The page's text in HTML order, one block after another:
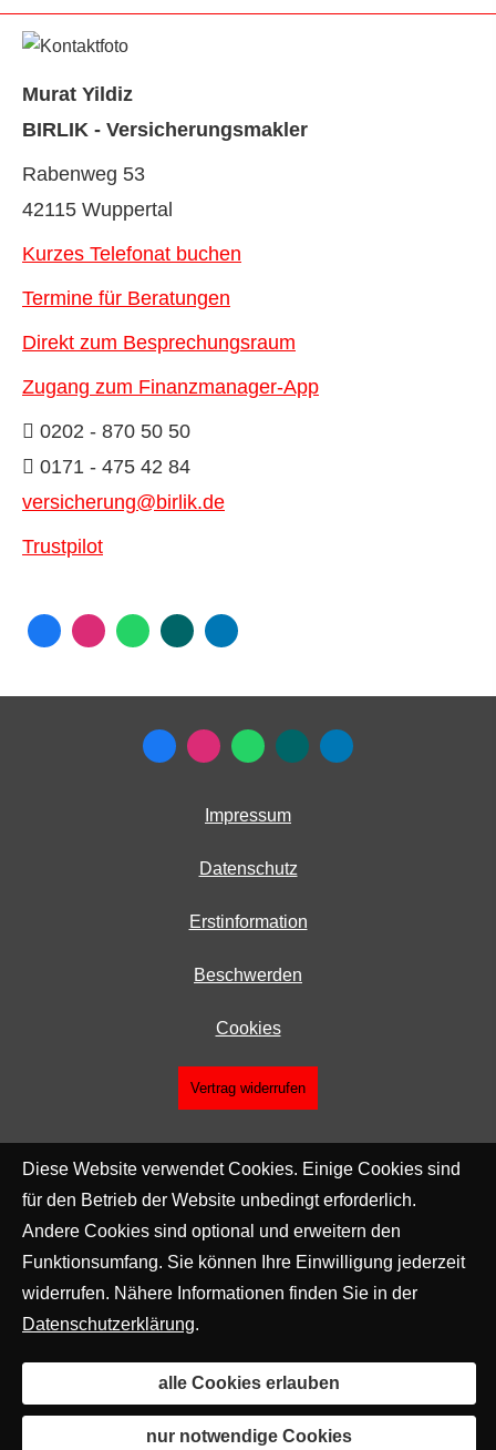
Murat Yildiz
BIRLIK - Ver­sicherungs­makler
Rabenweg 53
42115 Wuppertal
Kurzes Telefonat buchen
Termine für Beratungen
Direkt zum Besprechungsraum
Zugang zum Finanzmanager-App
0202 - 870 50 50
0171 - 475 42 84
versicherung@birlik.de
Trustpilot
Impressum
Datenschutz
Erstinformation
Beschwerden
Cookies
Vertrag widerrufen
Diese Website verwendet Cookies. Einige Cookies sind
für den Betrieb der Website unbedingt erforderlich.
Andere Cookies sind optional und erweitern den
Funktionsumfang. Sie können Ihre Einwilligung jederzeit
widerrufen. Nähere Informationen finden Sie in der
Datenschutzerklärung.
alle Cookies erlauben
nur notwendige Cookies